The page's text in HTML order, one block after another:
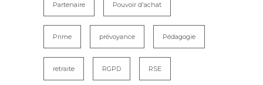
Partenaire Pouvoir d'achat
Prime prévoyance Pédagogie
retraite RGPD RSE